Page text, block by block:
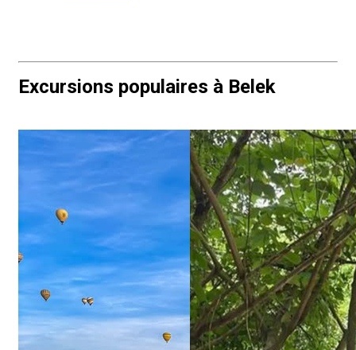
Excursions populaires à Belek